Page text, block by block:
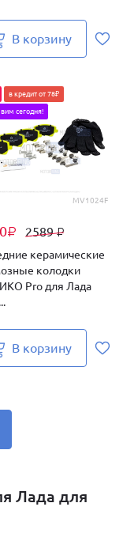
В корзину
MV1024F
₽ 2589₽
в кредит от 78₽
сегодня!
керамические
колодки
Pro для Лада
В корзину
Лада для